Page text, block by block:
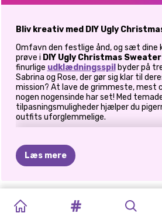
Bliv kreativ med DIY Ugly
Omfavn den festlige ånd, og sæt dine
prøve i DIY Ugly Christmas Sweater
finurlige udklædningsspil byder på
Sabrina og Rose, der gør sig klar til
mission? At lave de grimmeste, mest
nogen nogensinde har set! Med
tilpasningsmuligheder hjælper du
outfits uforglemmelige.
Sweater?
En festlig modeudfordring
Hvad er en feriefest uden en
en sjov rejse med sweaterfremstilling
Læs mere
MAKEUP
CHRISTMAS
K-POP
NYTÅRSKONCERT CHRISTMAS
BFFS
PRINSESSER
GINGERBREAD
BLIV
MED
HARLEYS